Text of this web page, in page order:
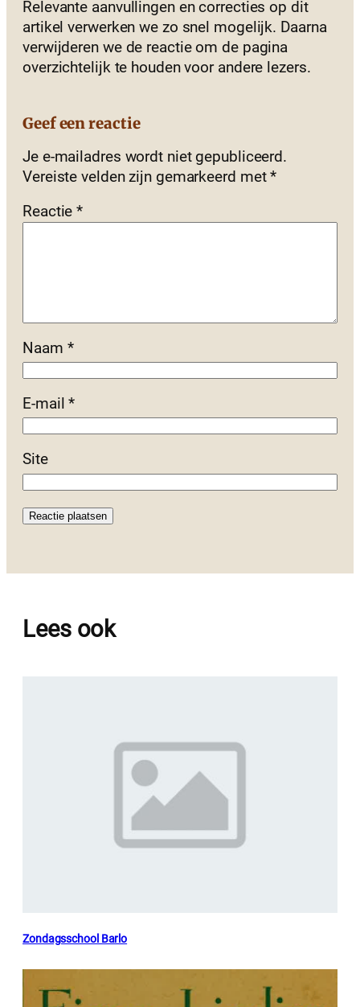
Relevante aanvullingen en correcties op dit
artikel verwerken we zo snel mogelijk. Daarna
verwijderen we de reactie om de pagina
overzichtelijk te houden voor andere lezers.
Geef een reactie
Je e-mailadres wordt niet gepubliceerd.
Vereiste velden zijn gemarkeerd met*
Reactie*
Naam *
E-mail*
Site
Lees ook
Zondagsschool Barlo